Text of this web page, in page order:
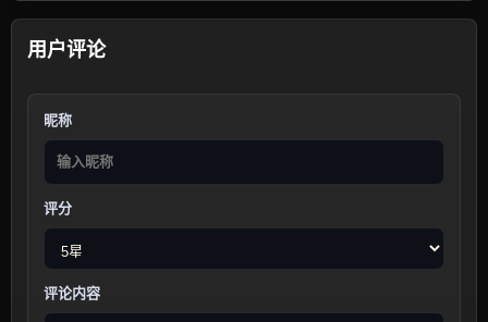
用户评论
昵称
评分
评论内容